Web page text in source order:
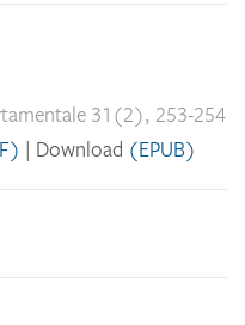
31(2), 253-254
Download (EPUB)